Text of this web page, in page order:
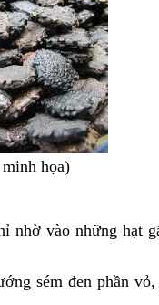
họa)
nhờ vào những hạt
sém đen phần